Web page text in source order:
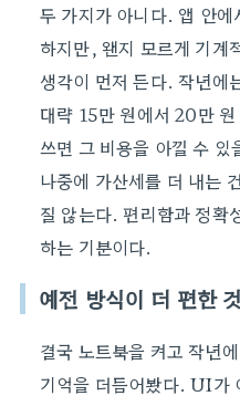
두 가지가 아니다. 앱 안
하지만, 왠지 모르게 기계
생각이 먼저 든다. 작년에
대략 15만 원에서 20만
쓰면 그 비용을 아낄 수 있
나중에 가산세를 더 내는
질 않는다. 편리함과 정확
하는 기분이다.
예전 방식이 더 편한
결국 노트북을 켜고 작년
기억을 더듬어봤다. UI가